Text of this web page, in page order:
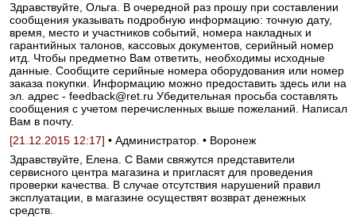
Здравствуйте, Ольга. В очередной раз прошу при составлении
сообщения указывать подробную информацию: точную дату,
время, место и участников событий, номера накладных и
гарантийных талонов, кассовых документов, серийный номер
итд. Чтобы предметно Вам ответить, необходимы исходные
данные. Сообщите серийные номера оборудования или номер
заказа покупки. Информацию можно предоставить здесь или на
эл. адрес - feedback@ret.ru Убедительная просьба составлять
сообщения с учетом перечисленных выше пожеланий. Написал
Вам в почту.
[21.12.2015 12:17] • Администратор. • Воронеж
Здравствуйте, Елена. С Вами свяжутся представители
сервисного центра магазина и пригласят для проведения
проверки качества. В случае отсутствия нарушений правил
эксплуатации, в магазине осуществят возврат денежных
средств.